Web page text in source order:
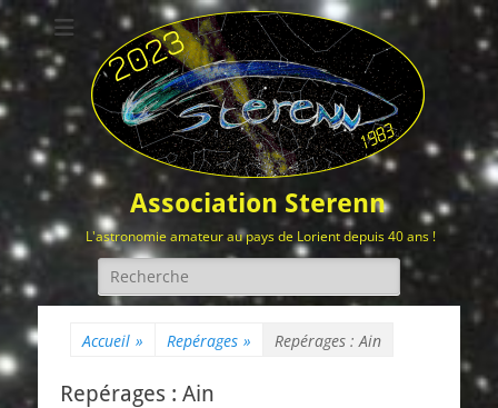
Association Sterenn
L'astronomie amateur au pays de Lorient depuis 40 ans !
Rechercher :
Accueil » Repérages » Repérages : Ain
Repérages : Ain